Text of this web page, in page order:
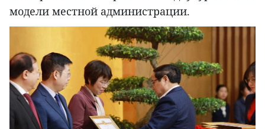
модели местной администрации.